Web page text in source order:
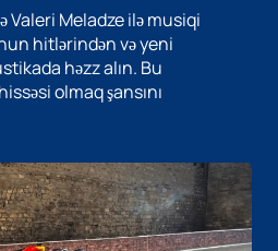
Valeri Meladze ilə musiqi
hitlərindən və yeni
həzz alın. Bu
olmaq şansını